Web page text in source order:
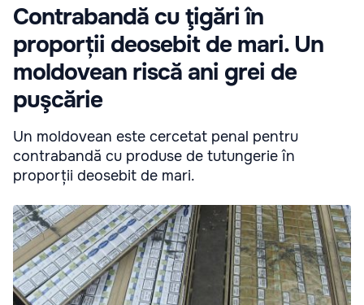
Contrabandă cu ţigări în
proporții deosebit de mari. Un
moldovean riscă ani grei de
puşcărie
Un moldovean este cercetat penal pentru
contrabandă cu produse de tutungerie în
proporții deosebit de mari.